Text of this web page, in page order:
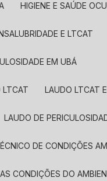
HIGIENE E SAÚDE
E LTCAT
EM UBÁ
LTCAT LAUDO LTCAT
LAUDO DE
DE CONDIÇÕES
CONDIÇÕES DO